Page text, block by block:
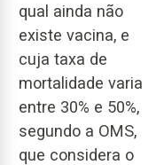
qual ainda não
existe vacina, e
cuja taxa de
mortalidade varia
entre 30% e 50%,
segundo a OMS,
que considera o